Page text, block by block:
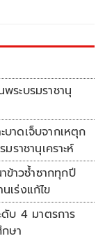
ระบรมราชานุ
าดเจ็บจากเหตุก
ราชานุเคราะห์
ข้าวซ้ำซากทุกปี
เร่งแก้ไข
ดับ 4 มาตรการ
ษา